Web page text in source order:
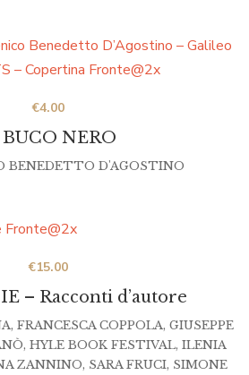
NERO
€4.00
BENEDETTO D'AGOSTINO
– Racconti d’autore
€15.00
, FRANCESCA COPPOLA, GIUSEPPE
, HYLE BOOK FESTIVAL, ILENIA
ZANNINO, SARA FRUCI, SIMONE